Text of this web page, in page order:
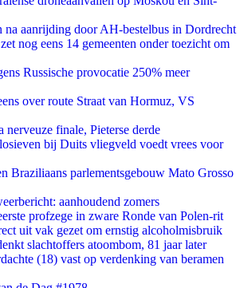
na aanrijding door AH-bestelbus in Dordrecht
nog eens 14 gemeenten onder toezicht om
Russische provocatie 250% meer
over route Straat van Hormuz, VS
finale, Pieterse derde
bij Duits vliegveld voedt vrees voor
Braziliaans parlementsgebouw Mato Grosso
aanhoudend zomers
profzege in zware Ronde van Polen-rit
uit vak gezet om ernstig alcoholmisbruik
slachtoffers atoombom, 81 jaar later
(18) vast op verdenking van beramen